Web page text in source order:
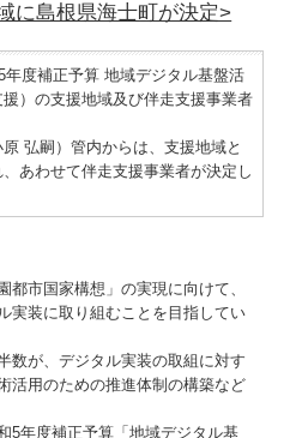
に島根県海士町が決定>
度補正予算 地域デジタル基盤活
）の支援地域及び伴走支援事業者
弘嗣）管内からは、支援地域と
あわせて伴走支援事業者が決定し
市国家構想」の実現に向けて、
実装に取り組むことを目指してい
数が、デジタル実装の取組に対す
活用のための推進体制の構築など
5年度補正予算「地域デジタル基